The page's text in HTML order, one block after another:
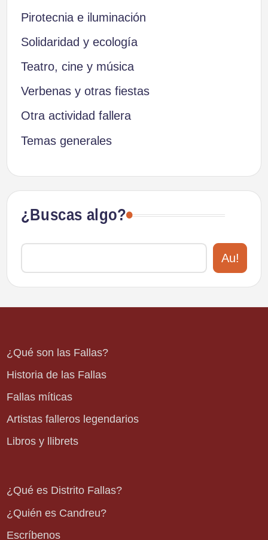
Pirotecnia e iluminación
Solidaridad y ecología
Teatro, cine y música
Verbenas y otras fiestas
Otra actividad fallera
Temas generales
¿Buscas algo?
Au!
¿Qué son las Fallas?
Historia de las Fallas
Fallas míticas
Artistas falleros legendarios
Libros y llibrets
¿Qué es Distrito Fallas?
¿Quién es Candreu?
Escríbenos